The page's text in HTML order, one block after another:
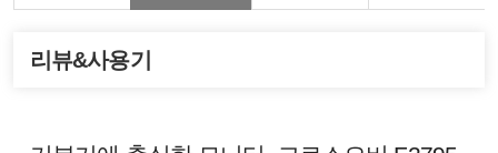
리뷰&사용기